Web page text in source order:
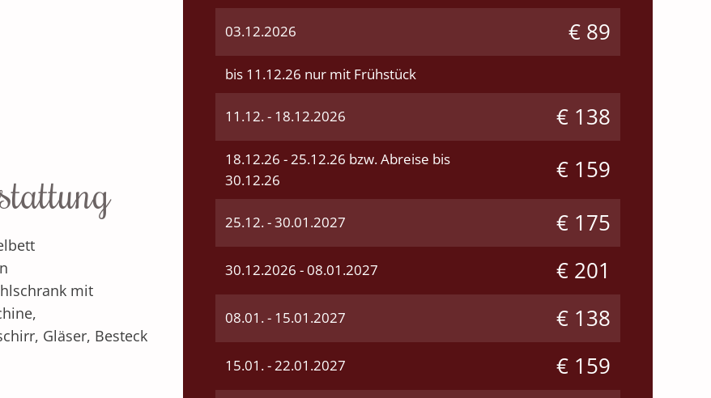
mit
Gläser, Besteck
03.12.2026 € 89
bis 11.12.26 nur mit Frühstück
11.12. - 18.12.2026 € 138
18.12.26 - 25.12.26 bzw. Abreise bis
30.12.26
€ 159
25.12. - 30.01.2027 € 175
30.12.2026 - 08.01.2027 € 201
08.01. - 15.01.2027 € 138
15.01. - 22.01.2027 € 159